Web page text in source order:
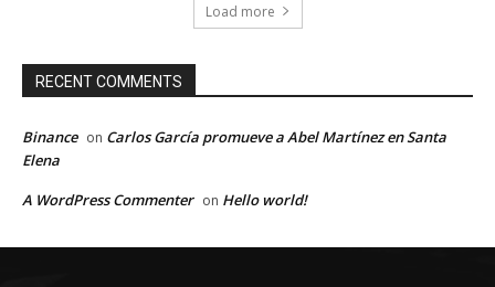
Load more
RECENT COMMENTS
Binance on Carlos García promueve a Abel Martínez en Santa
Elena
A WordPress Commenter on Hello world!